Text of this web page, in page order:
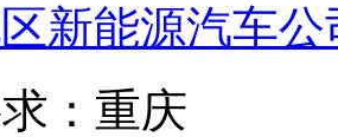
新能源汽车公
： 重庆